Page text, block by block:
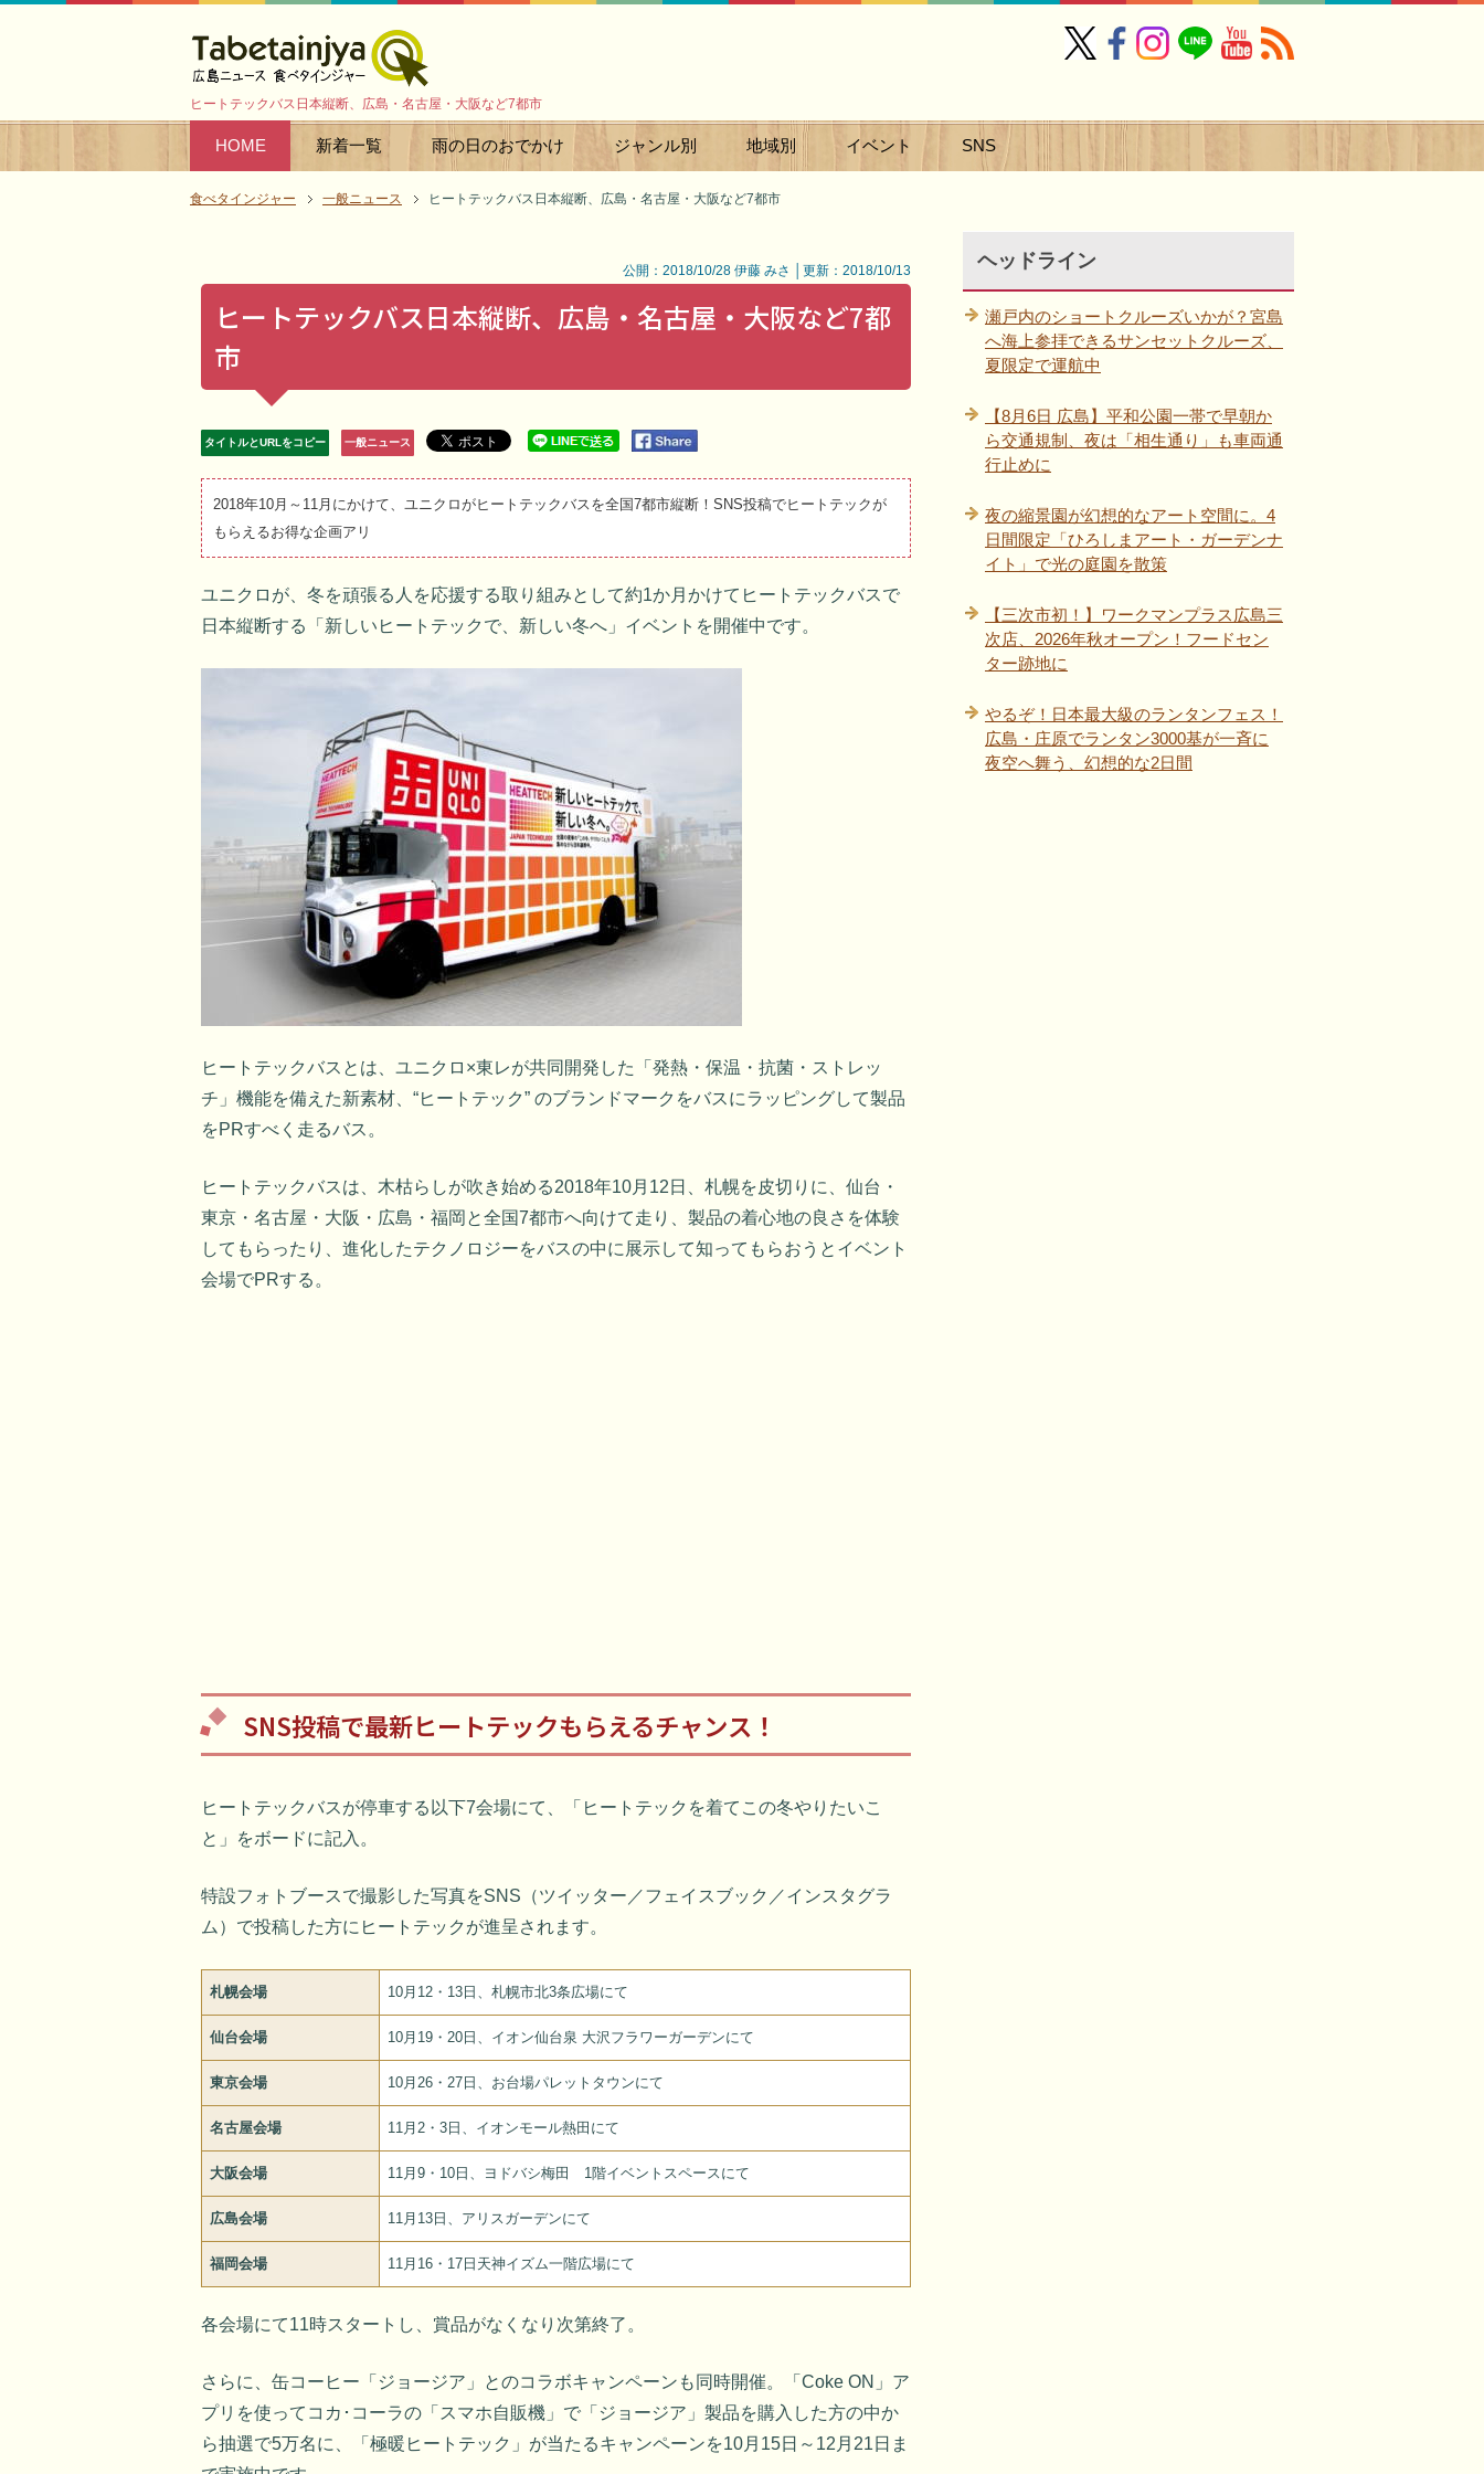
ヒートテックバス日本縦断、広島・名古屋・大阪など7都市
HOME 新着一覧 雨の日のおでかけ ジャンル別 地域別 イベント SNS
食べタインジャー 一般ニュース ヒートテックバス日本縦断、広島・名古屋・大阪など7都市
公開：2018/10/28 伊藤 みさ │更新：2018/10/13
ヒートテックバス日本縦断、広島・名古屋・大阪など7都
市
タイトルとURLをコピー 一般ニュース
2018年10月～11月にかけて、ユニクロがヒートテックバスを全国7都市縦断！SNS投稿でヒートテックが
もらえるお得な企画アリ
ユニクロが、冬を頑張る人を応援する取り組みとして約1か月かけてヒートテックバスで
日本縦断する「新しいヒートテックで、新しい冬へ」イベントを開催中です。
ヒートテックバスとは、ユニクロ×東レが共同開発した「発熱・保温・抗菌・ストレッ
チ」機能を備えた新素材、“ヒートテック” のブランドマークをバスにラッピングして製品
をPRすべく走るバス。
ヒートテックバスは、木枯らしが吹き始める2018年10月12日、札幌を皮切りに、仙台・
東京・名古屋・大阪・広島・福岡と全国7都市へ向けて走り、製品の着心地の良さを体験
してもらったり、進化したテクノロジーをバスの中に展示して知ってもらおうとイベント
会場でPRする。
SNS投稿で最新ヒートテックもらえるチャンス！
ヒートテックバスが停車する以下7会場にて、「ヒートテックを着てこの冬やりたいこ
と」をボードに記入。
特設フォトブースで撮影した写真をSNS（ツイッター／フェイスブック／インスタグラ
ム）で投稿した方にヒートテックが進呈されます。
札幌会場 10月12・13日、札幌市北3条広場にて
仙台会場 10月19・20日、イオン仙台泉 大沢フラワーガーデンにて
東京会場 10月26・27日、お台場パレットタウンにて
名古屋会場 11月2・3日、イオンモール熱田にて
大阪会場 11月9・10日、ヨドバシ梅田 1階イベントスペースにて
広島会場 11月13日、アリスガーデンにて
福岡会場 11月16・17日天神イズム一階広場にて
各会場にて11時スタートし、賞品がなくなり次第終了。
さらに、缶コーヒー「ジョージア」とのコラボキャンペーンも同時開催。「Coke ON」ア
プリを使ってコカ･コーラの「スマホ自販機」で「ジョージア」製品を購入した方の中か
ら抽選で5万名に、「極暖ヒートテック」が当たるキャンペーンを10月15日～12月21日ま
ヘッドライン
瀬戸内のショートクルーズいかが？宮島
へ海上参拝できるサンセットクルーズ、
夏限定で運航中
【8月6日 広島】平和公園一帯で早朝か
ら交通規制、夜は「相生通り」も車両通
行止めに
夜の縮景園が幻想的なアート空間に。4
日間限定「ひろしまアート・ガーデンナ
イト」で光の庭園を散策
【三次市初！】ワークマンプラス広島三
次店、2026年秋オープン！フードセン
ター跡地に
やるぞ！日本最大級のランタンフェス！
広島・庄原でランタン3000基が一斉に
夜空へ舞う、幻想的な2日間